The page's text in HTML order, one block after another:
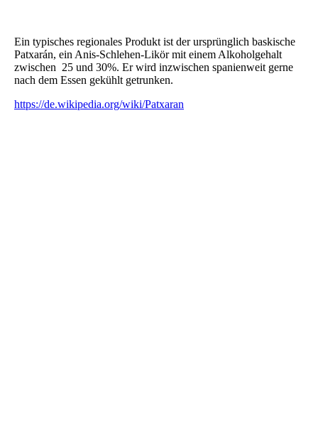
Ein typisches regionales Produkt ist der ursprünglich baskische
Patxarán, ein Anis-Schlehen-Likör mit einem Alkoholgehalt
zwischen 25 und 30%. Er wird inzwischen spanienweit gerne
nach dem Essen gekühlt getrunken.
https://de.wikipedia.org/wiki/Patxaran